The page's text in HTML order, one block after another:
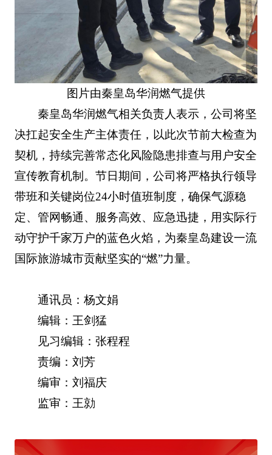
图片由秦皇岛华润燃气提供
秦皇岛华润燃气相关负责人表示，公司将坚
决扛起安全生产主体责任，以此次节前大检查为
契机，持续完善常态化风险隐患排查与用户安全
宣传教育机制。节日期间，公司将严格执行领导
带班和关键岗位24小时值班制度，确保气源稳
定、管网畅通、服务高效、应急迅捷，用实际行
动守护千家万户的蓝色火焰，为秦皇岛建设一流
国际旅游城市贡献坚实的“燃”力量。
通讯员：杨文娟
编辑：王剑猛
见习编辑：张程程
责编：刘芳
编审：刘福庆
监审：王勍